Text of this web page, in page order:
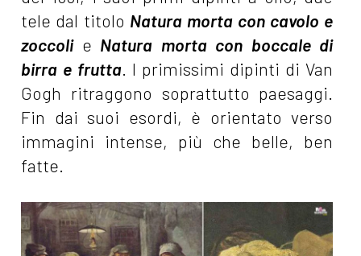
tele dal titolo Natura morta con cavolo e
zoccolie Natura morta con boccale di
birra e frutta . I primissimi dipinti di Van
Gogh ritraggono soprattutto paesaggi.
Fin dai suoi esordi, è orientato verso
immagini intense, più che belle, ben
fatte.